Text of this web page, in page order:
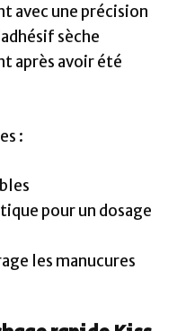
avec une précision
sèche
après avoir été
:
pour un dosage
les manucures